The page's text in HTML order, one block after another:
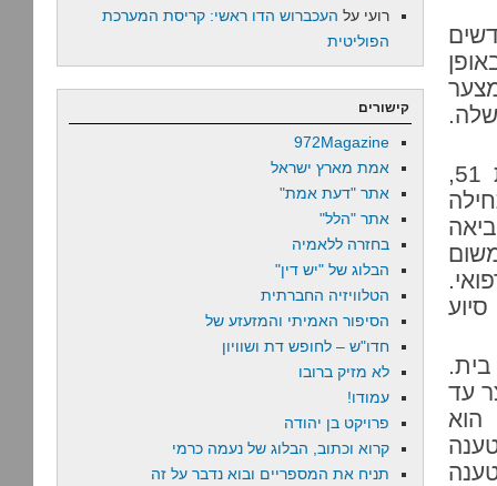
הסיפור פשוט ולמרבה הצער מוכר להכאיב. קליין, בת 51,
עד
הוא
רועי על העכברוש הדו ראשי: קריסת המערכת
הפוליטית
קישורים
972Magazine
אמת מארץ ישראל
אתר "דעת אמת"
אתר "הלל"
בחזרה ללאמיה
הבלוג של "יש דין"
הטלוויזיה החברתית
הסיפור האמיתי והמזעזע של
חדו"ש – לחופש דת ושוויון
לא מזיק ברובו
עמודו!
פרויקט בן יהודה
קרוא וכתוב, הבלוג של נעמה כרמי
תניח את המספריים ובוא נדבר על זה